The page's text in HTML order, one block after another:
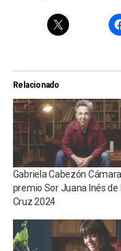
Relacionado
Gabriela Cabezón
premio Sor Juana Inés de
Cruz 2024